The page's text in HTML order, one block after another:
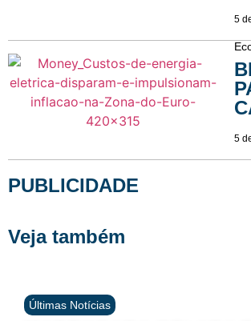
5
5
PUBLICIDADE
Veja também
Últimas Notícias